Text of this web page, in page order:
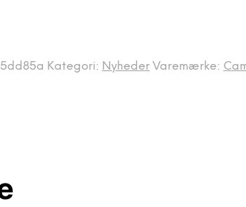
Kategori: Nyheder Varemærke: